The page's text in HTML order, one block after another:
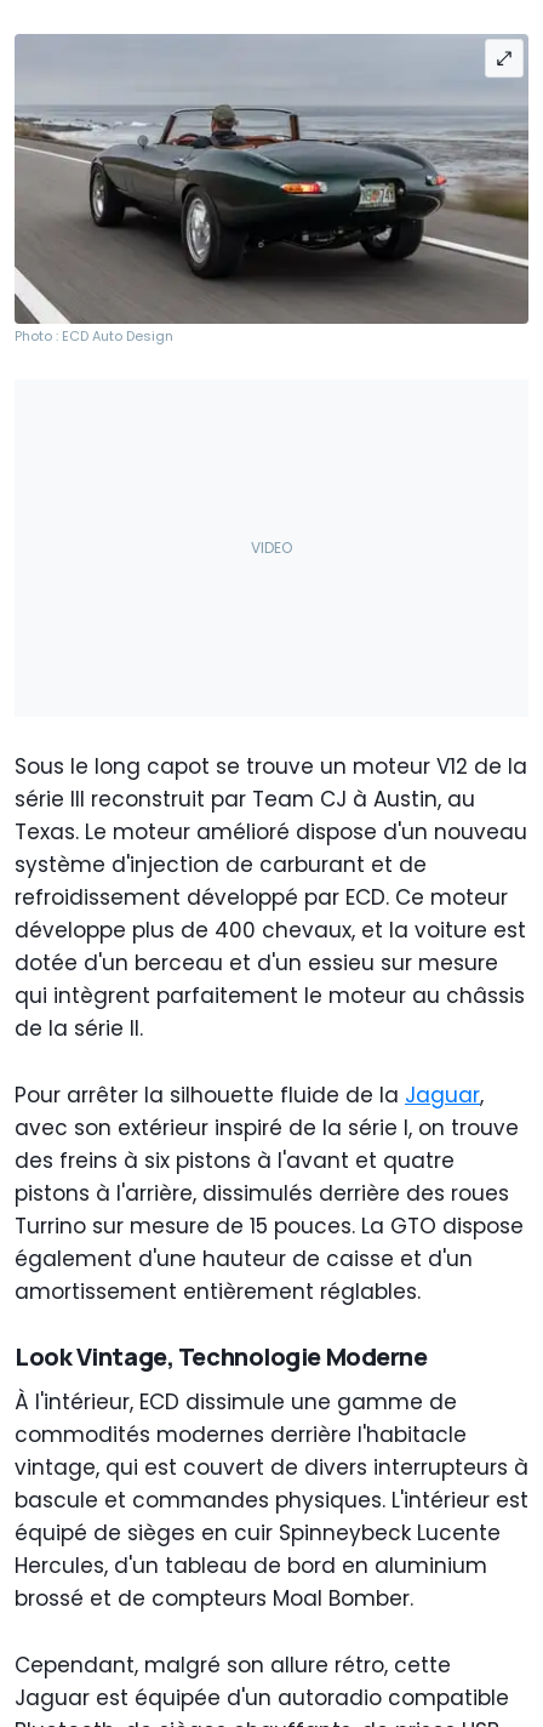
Photo : ECD Auto Design
Sous le long capot se trouve un moteur V12 de la
série III reconstruit par Team CJ à Austin, au
Texas. Le moteur amélioré dispose d'un nouveau
système d'injection de carburant et de
refroidissement développé par ECD. Ce moteur
développe plus de 400 chevaux, et la voiture est
dotée d'un berceau et d'un essieu sur mesure
qui intègrent parfaitement le moteur au châssis
de la série II.
Pour arrêter la silhouette fluide de la Jaguar,
avec son extérieur inspiré de la série I, on trouve
des freins à six pistons à l'avant et quatre
pistons à l'arrière, dissimulés derrière des roues
Turrino sur mesure de 15 pouces. La GTO dispose
également d'une hauteur de caisse et d'un
amortissement entièrement réglables.
Look Vintage, Technologie Moderne
À l'intérieur, ECD dissimule une gamme de
commodités modernes derrière l'habitacle
vintage, qui est couvert de divers interrupteurs à
bascule et commandes physiques. L'intérieur est
équipé de sièges en cuir Spinneybeck Lucente
Hercules, d'un tableau de bord en aluminium
brossé et de compteurs Moal Bomber.
Cependant, malgré son allure rétro, cette
Jaguar est équipée d'un autoradio compatible